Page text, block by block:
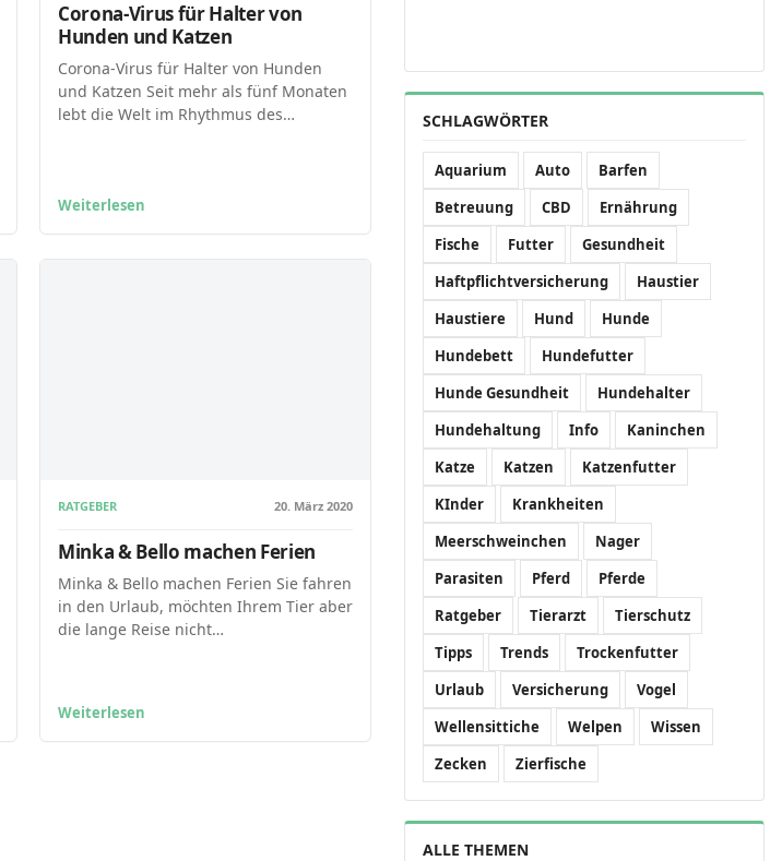
Corona-Virus für Halter von
Hunden und Katzen
Corona-Virus für Halter von Hunden
und Katzen Seit mehr als fünf Monaten
lebt die Welt im Rhythmus des…
Weiterlesen
RATGEBER 20. März 2020
Minka & Bello machen Ferien
Minka & Bello machen Ferien Sie fahren
in den Urlaub, möchten Ihrem Tier aber
die lange Reise nicht…
Weiterlesen
SCHLAGWÖRTER
Aquarium Auto
Barfen
Betreuung
CBD
Ernährung
Fische
Futter
Gesundheit
Haftpflichtversicherung
Haustier
Haustiere
Hund
Hunde
Hundebett
Hundefutter
Hunde Gesundheit
Hundehalter
Hundehaltung
Info
Kaninchen
Katze
Katzen
Katzenfutter
KInder
Krankheiten
Meerschweinchen
Nager
Parasiten
Pferd
Pferde
Ratgeber
Tierarzt
Tierschutz
Tipps
Trends
Trockenfutter
Urlaub
Versicherung
Vogel
Wellensittiche
Welpen
Wissen
Zecken
Zierfische
ALLE THEMEN